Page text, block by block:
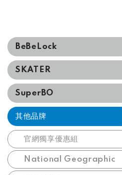
BeBeLock
SKATER
SuperBO
其他品牌
官網獨享優惠組
National Geographic